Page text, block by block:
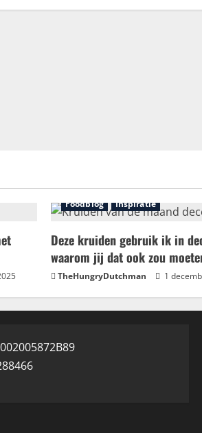
Foodblog Inspiratie
Deze kruiden gebruik ik in
waarom jij dat ook zou
TheHungryDutchman 1